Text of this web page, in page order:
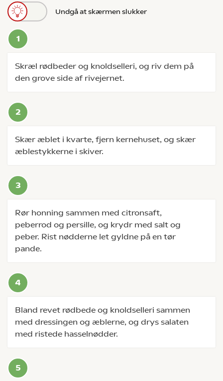
Undgå at skærmen slukker
Skræl rødbeder og knoldselleri, og riv dem på
den grove side af rivejernet.
Skær æblet i kvarte, fjern kernehuset, og skær
æblestykkerne i skiver.
Rør honning sammen med citronsaft,
peberrod og persille, og krydr med salt og
peber. Rist nødderne let gyldne på en tør
pande.
Bland revet rødbede og knoldselleri sammen
med dressingen og æblerne, og drys salaten
med ristede hasselnødder.